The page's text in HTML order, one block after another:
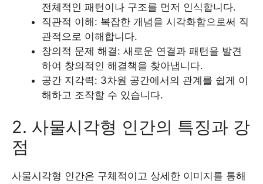
전체적인 패턴이나 구조를 먼저 인식합니다.
직관적 이해: 복잡한 개념을 시각화함으로써 직
관적으로 이해합니다.
창의적 문제 해결: 새로운 연결과 패턴을 발견
하여 창의적인 해결책을 찾아냅니다.
공간 지각력: 3차원 공간에서의 관계를 쉽게 이
해하고 조작할 수 있습니다.
2. 사물시각형 인간의 특징과 강
점
사물시각형 인간은 구체적이고 상세한 이미지를 통해